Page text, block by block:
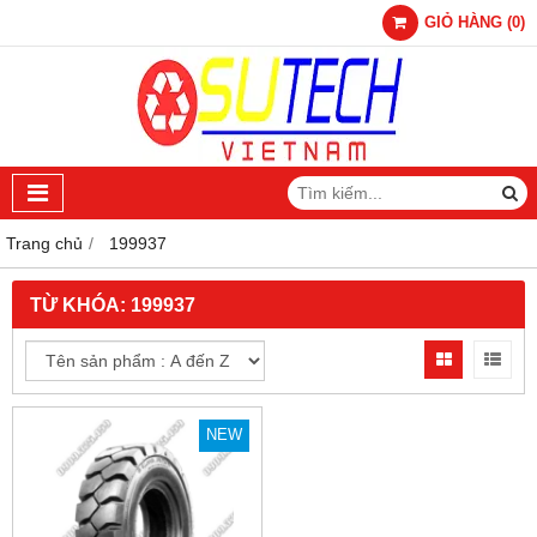
GIỎ HÀNG (0)
Trang chủ 199937
TỪ KHÓA: 199937
NEW